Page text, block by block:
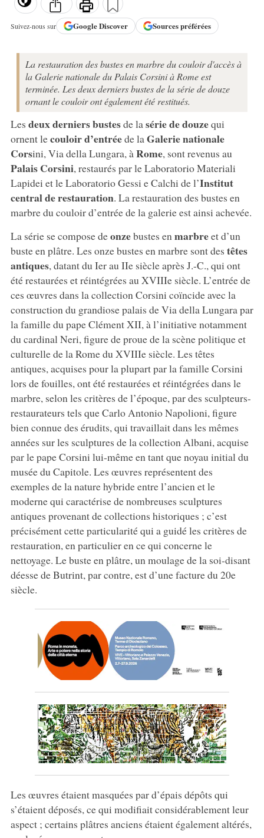
Suivez-nous sur GoogleDiscover Sources préférées
La restauration des bustes en marbre du couloir d'accès à
la Galerie nationale du Palais Corsini à Rome est
terminée. Les deux derniers bustes de la série de douze
ornant le couloir ont également été restitués.
Les deux derniers bustesde lasérie de douzequi
ornent lecouloir d’entréede la Galerie nationale
Corsini, Via della Lungara, àRome, sont revenus au
Palais Corsini, restaurés par le Laboratorio Materiali
Lapidei et le Laboratorio Gessi e Calchi de l’Institut
central de restauration. La restauration des bustes en
marbre du couloir d’entrée de la galerie est ainsi achevée.
La série se compose deonzebustes en marbreet d’un
buste en plâtre. Les onze bustes en marbre sont des têtes
antiques, datant du Ier au IIe siècle après J.-C., qui ont
été restaurées et réintégrées au XVIIIe siècle. L’entrée de
ces œuvres dans la collection Corsini coïncide avec la
construction du grandiose palais de Via della Lungara par
la famille du pape Clément XII, à l’initiative notamment
du cardinal Neri, figure de proue de la scène politique et
culturelle de la Rome du XVIIIe siècle. Les têtes
antiques, acquises pour la plupart par la famille Corsini
lors de fouilles, ont été restaurées et réintégrées dans le
marbre, selon les critères de l’époque, par des sculpteurs-
restaurateurs tels que Carlo Antonio Napolioni, figure
bien connue des érudits, qui travaillait dans les mêmes
années sur les sculptures de la collection Albani, acquise
par le pape Corsini lui-même en tant que noyau initial du
musée du Capitole. Les œuvres représentent des
exemples de la nature hybride entre l’ancien et le
moderne qui caractérise de nombreuses sculptures
antiques provenant de collections historiques ; c’est
précisément cette particularité qui a guidé les critères de
restauration, en particulier en ce qui concerne le
nettoyage. Le buste en plâtre, un moulage de la soi-disant
déesse de Butrint, par contre, est d’une facture du 20e
siècle.
Les œuvres étaient masquées par d’épais dépôts qui
s’étaient déposés, ce qui modifiait considérablement leur
aspect ; certains plâtres anciens étaient également altérés,